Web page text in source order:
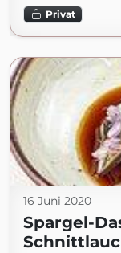
Privat
16 Juni 2020
Spargel-